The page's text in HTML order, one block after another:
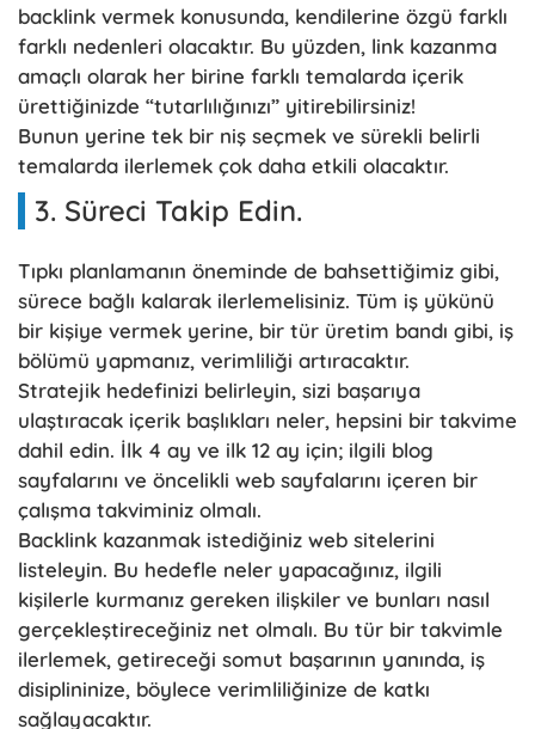
backlink vermek konusunda, kendilerine özgü farklı
farklı nedenleri olacaktır. Bu yüzden, link kazanma
amaçlı olarak her birine farklı temalarda içerik
ürettiğinizde “tutarlılığınızı” yitirebilirsiniz!
Bunun yerine tek bir niş seçmek ve sürekli belirli
temalarda ilerlemek çok daha etkili olacaktır.
3. Süreci Takip Edin.
Tıpkı planlamanın öneminde de bahsettiğimiz gibi,
sürece bağlı kalarak ilerlemelisiniz. Tüm iş yükünü
bir kişiye vermek yerine, bir tür üretim bandı gibi, iş
bölümü yapmanız, verimliliği artıracaktır.
Stratejik hedefinizi belirleyin, sizi başarıya
ulaştıracak içerik başlıkları neler, hepsini bir takvime
dahil edin. İlk 4 ay ve ilk 12 ay için; ilgili blog
sayfalarını ve öncelikli web sayfalarını içeren bir
çalışma takviminiz olmalı.
Backlink kazanmak istediğiniz web sitelerini
listeleyin. Bu hedefle neler yapacağınız, ilgili
kişilerle kurmanız gereken ilişkiler ve bunları nasıl
gerçekleştireceğiniz net olmalı. Bu tür bir takvimle
ilerlemek, getireceği somut başarının yanında, iş
disiplininize, böylece verimliliğinize de katkı
sağlayacaktır.